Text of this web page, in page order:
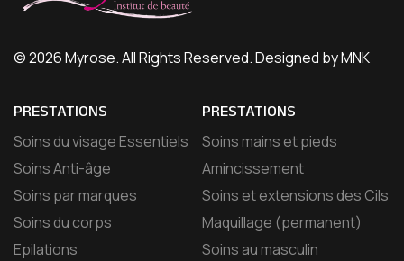
© 2026 Myrose. All Rights Reserved. Designed by MNK
PRESTATIONS
Soins du visage Essentiels
Soins Anti-âge
Soins par marques
Soins du corps
Epilations
PRESTATIONS
Soins mains et pieds
Amincissement
Soins et extensions des Cils
Maquillage (permanent)
Soins au masculin